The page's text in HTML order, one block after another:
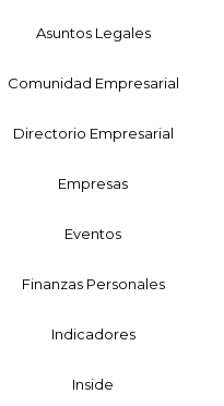
Asuntos Legales
Comunidad Empresarial
Directorio Empresarial
Empresas
Eventos
Finanzas Personales
Indicadores
Inside